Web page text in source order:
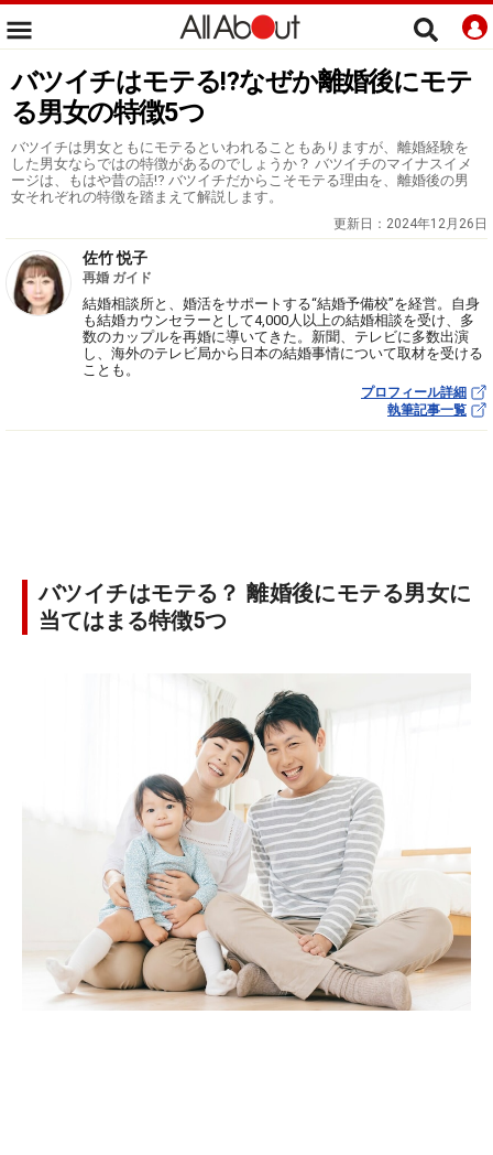
バツイチはモテる⁉︎なぜか離婚後にモテ
る男女の特徴5つ
バツイチは男女ともにモテるといわれることもありますが、離婚経験を
した男女ならではの特徴があるのでしょうか？ バツイチのマイナスイメ
ージは、もはや昔の話⁉︎ バツイチだからこそモテる理由を、離婚後の男
女それぞれの特徴を踏まえて解説します。
更新日： 2024年12月26日
佐竹 悦子
再婚 ガイド
結婚相談所と、婚活をサポートする“結婚予備校”を経営。自身
も結婚カウンセラーとして4,000人以上の結婚相談を受け、多
数のカップルを再婚に導いてきた。新聞、テレビに多数出演
し、海外のテレビ局から日本の結婚事情について取材を受ける
ことも。
プロフィール詳細
執筆記事一覧
バツイチはモテる？ 離婚後にモテる男女に
当てはまる特徴5つ